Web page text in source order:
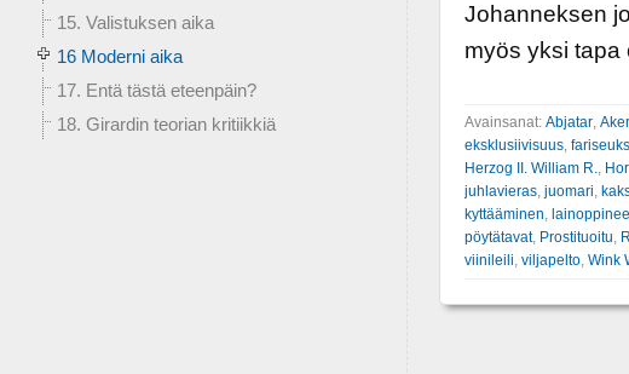
Johanneksen
myös yksi
Avainsanat: Abjatar,
eksklusiivisuus,
Herzog II. William R.
juhlavieras, juomari
kyttääminen
pöytätavat, Prostituoitu
viinileili viljapelto, Wink
15. Valistuksen aika
16 Moderni aika
17. Entä tästä eteenpäin?
18. Girardin teorian kritiikkiä